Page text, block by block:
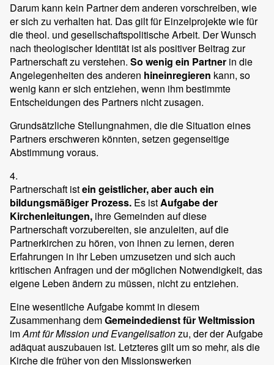
Darum kann kein Partner dem anderen vorschreiben, wie
er sich zu verhalten hat. Das gilt für Einzelprojekte wie für
die theol. und gesellschaftspolitische Arbeit. Der Wunsch
nach theologischer Identität ist als positiver Beitrag zur
Partnerschaft zu verstehen. So wenig ein Partner in die
Angelegenheiten des anderen hineinregieren kann, so
wenig kann er sich entziehen, wenn ihm bestimmte
Entscheidungen des Partners nicht zusagen.
Grundsätzliche Stellungnahmen, die die Situation eines
Partners erschweren könnten, setzen gegenseitige
Abstimmung voraus.
4.
Partnerschaft istein geistlicher, aber auch ein
bildungsmäßiger Prozess. Es istAufgabe der
Kirchenleitungen, ihre Gemeinden auf diese
Partnerschaft vorzubereiten, sie anzuleiten, auf die
Partnerkirchen zu hören, von ihnen zu lernen, deren
Erfahrungen in ihr Leben umzusetzen und sich auch
kritischen Anfragen und der möglichen Notwendigkeit, das
eigene Leben ändern zu müssen, nicht zu entziehen.
Eine wesentliche Aufgabe kommt in diesem
Zusammenhang demGemeindedienst für Weltmission
imAmt für Mission und Evangelisationzu, der der Aufgabe
adäquat auszubauen ist. Letzteres gilt um so mehr, als die
Kirche die früher von den Missionswerken